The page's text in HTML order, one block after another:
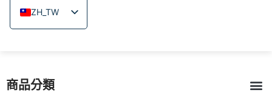
ZH_TW
EN
VI
商品分類